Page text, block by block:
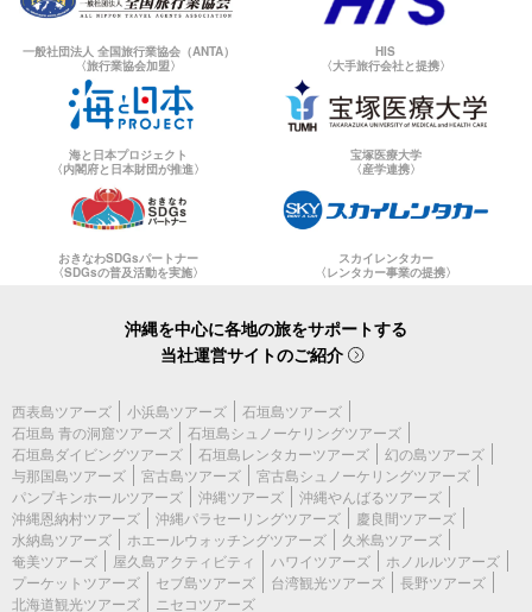
一般社団法人 全国旅行業協会（ANTA）
〈旅行業協会加盟〉
HIS
〈大手旅行会社と提携〉
海と日本プロジェクト
〈内閣府と日本財団が推進〉
宝塚医療大学
〈産学連携〉
おきなわSDGsパートナー
〈SDGsの普及活動を実施〉
スカイレンタカー
〈レンタカー事業の提携〉
沖縄を中心に各地の旅をサポートする
当社運営サイトのご紹介
西表島ツアーズ 小浜島ツアーズ
石垣島ツアーズ
石垣島 青の洞窟ツアーズ
石垣島シュノーケリングツアーズ
石垣島ダイビングツアーズ
石垣島レンタカーツアーズ
幻の島ツアーズ
与那国島ツアーズ
宮古島ツアーズ
宮古島シュノーケリングツアーズ
パンプキンホールツアーズ
沖縄ツアーズ
沖縄やんばるツアーズ
沖縄恩納村ツアーズ
沖縄パラセーリングツアーズ
慶良間ツアーズ
水納島ツアーズ
ホエールウォッチングツアーズ
久米島ツアーズ
奄美ツアーズ
屋久島アクティビティ ハワイツアーズ
ホノルルツアーズ
プーケットツアーズ
セブ島ツアーズ 台湾観光ツアーズ
長野ツアーズ
北海道観光ツアーズ
ニセコツアーズ